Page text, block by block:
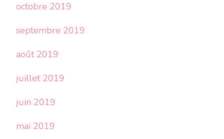
octobre 2019
septembre 2019
août 2019
juillet 2019
juin 2019
mai 2019